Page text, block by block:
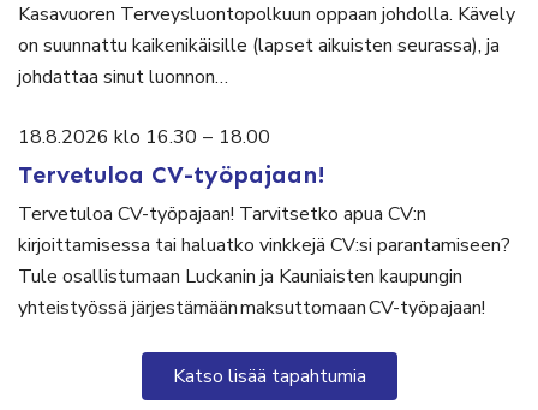
Kasavuoren Terveysluontopolkuun oppaan johdolla. Kävely
on suunnattu kaikenikäisille (lapset aikuisten seurassa), ja
johdattaa sinut luonnon…
18.8.2026 klo 16.30 – 18.00
Tervetuloa CV-työpajaan!
Tervetuloa CV-työpajaan! Tarvitsetko apua CV:n
kirjoittamisessa tai haluatko vinkkejä CV:si parantamiseen?
Tule osallistumaan Luckanin ja Kauniaisten kaupungin
yhteistyössä järjestämään maksuttomaan CV-työpajaan!
Katso lisää tapahtumia